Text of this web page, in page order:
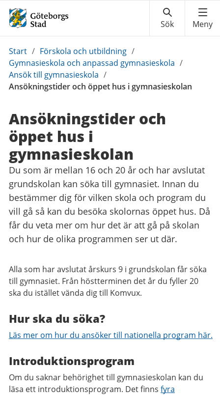
Du
är
här:
Start / Förskola och utbildning /
Gymnasieskola och anpassad gymnasieskola /
Ansök till gymnasieskola /
Ansökningstider och öppet hus i gymnasieskolan
Ansökningstider och
öppet hus i
gymnasieskolan
Du som är mellan 16 och 20 år och har avslutat
grundskolan kan söka till gymnasiet. Innan du
bestämmer dig för vilken skola och program du
vill gå så kan du besöka skolornas öppet hus. Då
får du veta mer om hur det är att gå på skolan
och hur de olika programmen ser ut där.
Alla som har avslutat årskurs 9 i grundskolan får söka
till gymnasiet. Från höstterminen det år du fyller 20
ska du istället vända dig till Komvux.
Hur ska du söka?
Läs mer om hur du ansöker till nationella program här.
Introduktionsprogram
Om du saknar behörighet till gymnasieskolan kan du
läsa ett introduktionsprogram. Det finns fyra